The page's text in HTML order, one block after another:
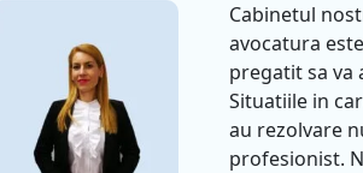
Cabinetul
avocatura
pregatit sa va
Situatiile in
au rezolvare
profesionist.